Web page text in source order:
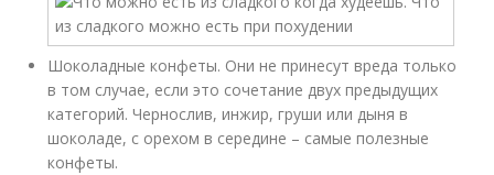
Шоколадные конфеты. Они не принесут вреда только
в том случае, если это сочетание двух предыдущих
категорий. Чернослив, инжир, груши или дыня в
шоколаде, с орехом в середине – самые полезные
конфеты.